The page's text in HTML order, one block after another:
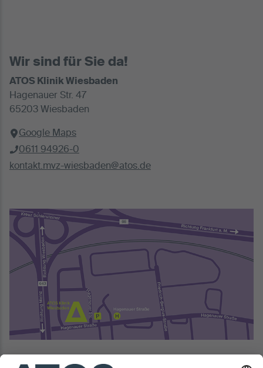
Wir sind für Sie da!
ATOS Klinik Wiesbaden
Hagenauer Str. 47
65203 Wiesbaden
Google Maps
0611 94926-0
kontakt.mvz-wiesbaden@atos.de